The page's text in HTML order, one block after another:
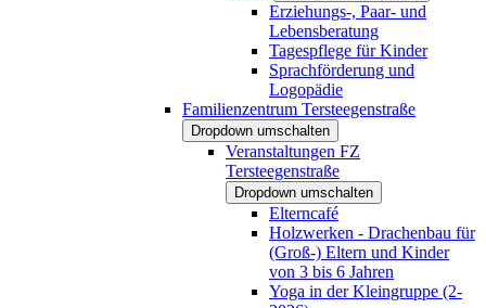
Erziehungs-, Paar- und
Lebensberatung
Tagespflege für Kinder
Sprachförderung und
Logopädie
Familienzentrum Tersteegenstraße
Dropdown umschalten
Veranstaltungen FZ
Tersteegenstraße
Dropdown umschalten
Elterncafé
Holzwerken - Drachenbau für
(Groß-) Eltern und Kinder
von 3 bis 6 Jahren
Yoga in der Kleingruppe (2-